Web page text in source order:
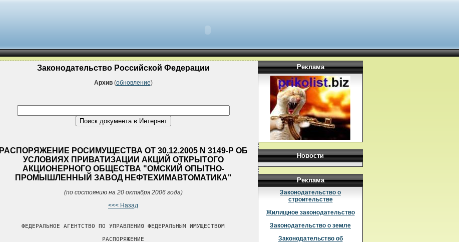
Законодательство Российской Федерации
Архив (обновление)
РАСПОРЯЖЕНИЕ РОСИМУЩЕСТВА ОТ 30.12.2005 N 3149-Р ОБ
УСЛОВИЯХ ПРИВАТИЗАЦИИ АКЦИЙ ОТКРЫТОГО
АКЦИОНЕРНОГО ОБЩЕСТВА "ОМСКИЙ ОПЫТНО-
ПРОМЫШЛЕННЫЙ ЗАВОД НЕФТЕХИМАВТОМАТИКА"
(по состоянию на 20 октября 2006 года)
<<< Назад
      ФЕДЕРАЛЬНОЕ АГЕНТСТВО ПО УПРАВЛЕНИЮ ФЕДЕРАЛЬНЫМ ИМУЩЕСТВОМ
                             РАСПОРЯЖЕНИЕ
Реклама
Новости
Реклама
Законодательство о
строительстве
Жилищное законодательство
Законодательство о земле
Законодательство об